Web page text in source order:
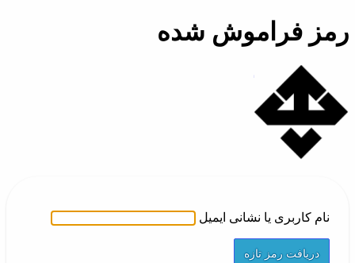
رمز فراموش شده
نام کاربری یا نشانی ایمیل